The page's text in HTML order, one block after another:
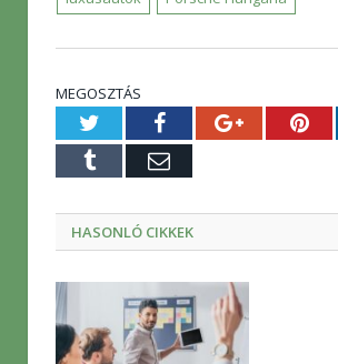
MEGOSZTÁS
TwitterFacebookGoogle+
Tumblr E-
HASONLÓ CIKKEK